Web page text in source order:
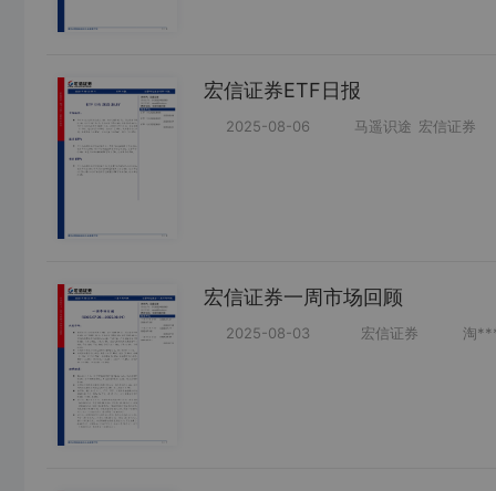
宏信证券ETF日报
2025-08-06 马遥识途 宏信证券
宏信证券一周市场回顾
2025-08-03 宏信证券 淘